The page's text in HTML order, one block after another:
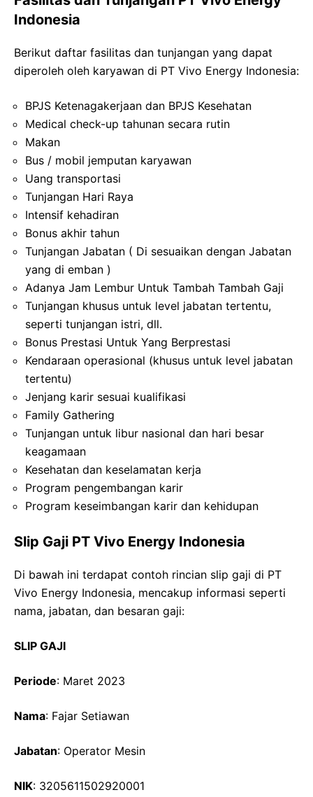
Indonesia
Berikut daftar fasilitas dan tunjangan yang dapat
diperoleh oleh karyawan di PT Vivo Energy Indonesia:
BPJS Ketenagakerjaan dan BPJS Kesehatan
Medical check-up tahunan secara rutin
Makan
Bus / mobil jemputan karyawan
Uang transportasi
Tunjangan Hari Raya
Intensif kehadiran
Bonus akhir tahun
Tunjangan Jabatan ( Di sesuaikan dengan Jabatan
yang di emban )
Adanya Jam Lembur Untuk Tambah Tambah Gaji
Tunjangan khusus untuk level jabatan tertentu,
seperti tunjangan istri, dll.
Bonus Prestasi Untuk Yang Berprestasi
Kendaraan operasional (khusus untuk level jabatan
tertentu)
Jenjang karir sesuai kualifikasi
Family Gathering
Tunjangan untuk libur nasional dan hari besar
keagamaan
Kesehatan dan keselamatan kerja
Program pengembangan karir
Program keseimbangan karir dan kehidupan
Slip Gaji PT Vivo Energy Indonesia
Di bawah ini terdapat contoh rincian slip gaji di PT
Vivo Energy Indonesia, mencakup informasi seperti
nama, jabatan, dan besaran gaji:
SLIP GAJI
Periode: Maret 2023
Nama: Fajar Setiawan
Jabatan: Operator Mesin
NIK: 3205611502920001